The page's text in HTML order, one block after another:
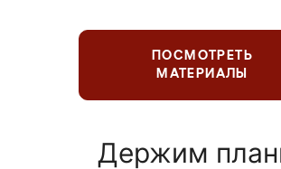
ПОСМОТРЕТЬ
МАТЕРИАЛЫ
Держим